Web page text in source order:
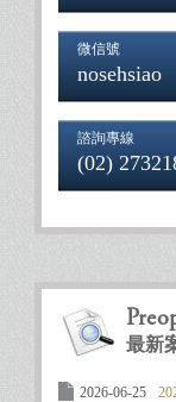
微信號
nosehsiao
諮詢專線
(02)
最新
2026-06-25